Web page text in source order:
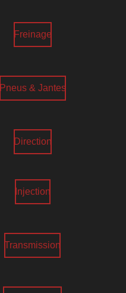
Freinage
Pneus & Jantes
Direction
Injection
Transmission